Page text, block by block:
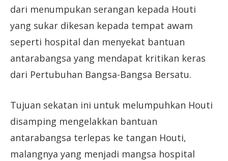
dari menumpukan serangan kepada Houti
yang sukar dikesan kepada tempat awam
seperti hospital dan menyekat bantuan
antarabangsa yang mendapat kritikan keras
dari Pertubuhan Bangsa-Bangsa Bersatu.
Tujuan sekatan ini untuk melumpuhkan Houti
disamping mengelakkan bantuan
antarabangsa terlepas ke tangan Houti,
malangnya yang menjadi mangsa hospital